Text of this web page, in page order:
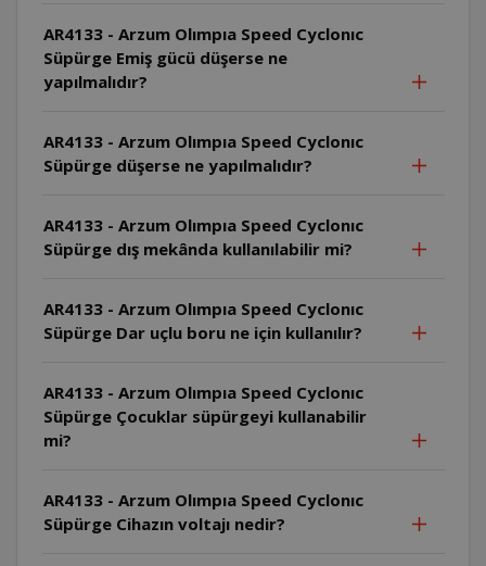
AR4133 - Arzum Olımpıa Speed Cyclonıc
Süpürge Emiş gücü düşerse ne
yapılmalıdır?
AR4133 - Arzum Olımpıa Speed Cyclonıc
Süpürge düşerse ne yapılmalıdır?
AR4133 - Arzum Olımpıa Speed Cyclonıc
Süpürge dış mekânda kullanılabilir mi?
AR4133 - Arzum Olımpıa Speed Cyclonıc
Süpürge Dar uçlu boru ne için kullanılır?
AR4133 - Arzum Olımpıa Speed Cyclonıc
Süpürge Çocuklar süpürgeyi kullanabilir
mi?
AR4133 - Arzum Olımpıa Speed Cyclonıc
Süpürge Cihazın voltajı nedir?